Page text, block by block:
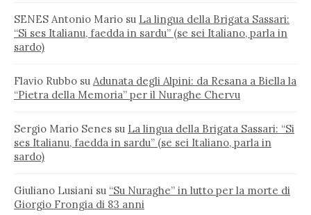
SENES Antonio Mario su La lingua della Brigata Sassari:
“Si ses Italianu, faedda in sardu” (se sei Italiano, parla in
sardo)
Flavio Rubbo su Adunata degli Alpini: da Resana a Biella la
“Pietra della Memoria” per il Nuraghe Chervu
Sergio Mario Senes su La lingua della Brigata Sassari: “Si
ses Italianu, faedda in sardu” (se sei Italiano, parla in
sardo)
Giuliano Lusiani su “Su Nuraghe” in lutto per la morte di
Giorgio Frongia di 83 anni